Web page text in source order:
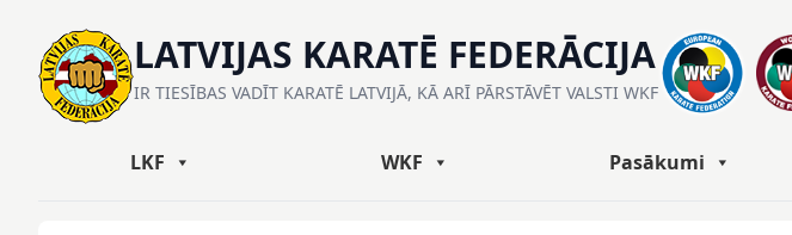
LATVIJAS KARATĒ FEDERĀCIJA
IR TIESĪBAS VADĪT KARATĒ LATVIJĀ, KĀ ARĪ PĀRSTĀVĒT VALSTI WKF
LKF WKF Pasākumi